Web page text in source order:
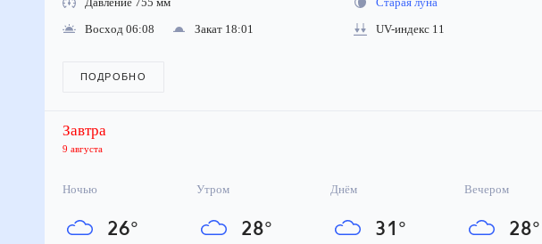
Восход 06:08
Закат 18:01
UV-индекс 11
ПОДРОБНО
Завтра
9 августа
Ночью
26°
Утром
28°
Днём
31 °
Вечером
28°